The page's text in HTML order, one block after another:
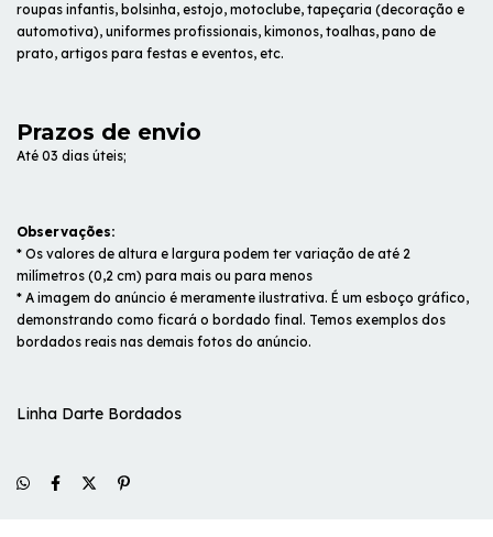
roupas infantis, bolsinha, estojo, motoclube, tapeçaria (decoração e
automotiva), uniformes profissionais, kimonos, toalhas, pano de
prato, artigos para festas e eventos, etc.
Prazos de envio
Até 03 dias úteis;
Observações:
* Os valores de altura e largura podem ter variação de até 2
milímetros (0,2 cm) para mais ou para menos
* A imagem do anúncio é meramente ilustrativa. É um esboço gráfico,
demonstrando como ficará o bordado final. Temos exemplos dos
bordados reais nas demais fotos do anúncio.
Linha Darte Bordados